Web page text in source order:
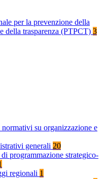
per la prevenzione della
della trasparenza (PTPCT) 3
su organizzazione e
generali 20
programmazione strategico-
regionali 1